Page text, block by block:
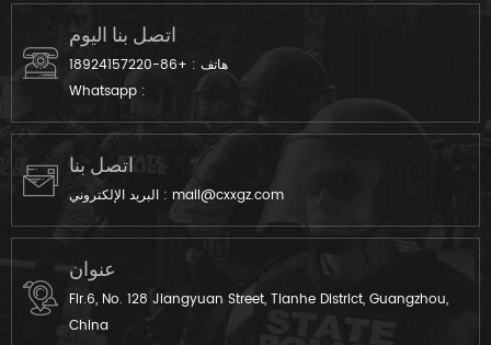
اتصل بنا اليوم
هاتف : +86-18924157220
Whatsapp :
اتصل بنا
البريد الإلكتروني : mail@cxxgz.com
عنوان
Flr.6, No. 128 Jiangyuan Street, Tianhe District, Guangzhou,
China